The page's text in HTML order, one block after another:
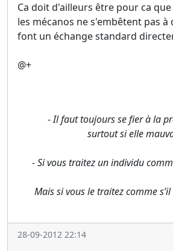
Ca doit d'ailleurs être pour ca
les mécanos ne s'embêtent pas à
font un échange standard
@+
- Il faut toujours se fier à la
surtout si elle
- Si vous traitez un individu
Mais si vous le traitez comme
28-09-2012 22:14